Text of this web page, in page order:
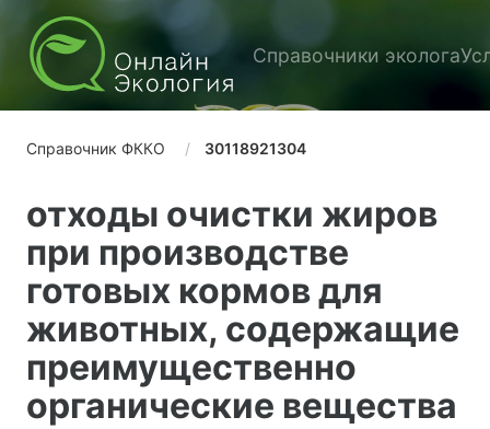
Справочники эколога
Справочник ФККО 30118921304
отходы очистки жиров
при производстве
готовых кормов для
животных, содержащие
преимущественно
органические вещества